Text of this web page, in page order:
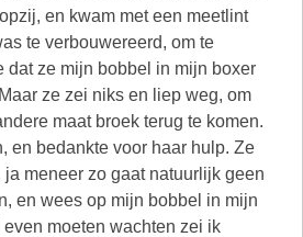
en kwam met een meetlint
te verbouwereerd, om te
dat ze mijn bobbel in mijn boxer
ze zei niks en liep weg, om
maat broek terug te komen.
en bedankte voor haar hulp. Ze
ja meneer zo gaat natuurlijk geen
en wees op mijn bobbel in mijn
moeten wachten zei ik